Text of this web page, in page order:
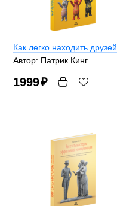
Как легко находить друзей
Автор: Патрик Кинг
1999₽